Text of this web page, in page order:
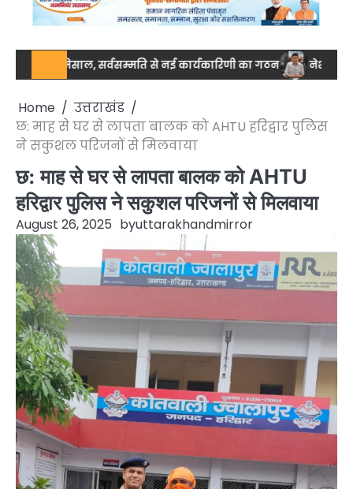
सर्वसम्मति से नई कार्यकारिणी का गठन नेशनल स्तर पर ड्रग
Home
उत्तराखंड
छ: माह से घर से लापता बालक को AHTU हरिद्वार पुलिस
ने सकुशल परिजनों से मिलवाया
छ: माह से घर से लापता बालक को AHTU
हरिद्वार पुलिस ने सकुशल परिजनों से मिलवाया
August 26, 2025 byuttarakhandmirror